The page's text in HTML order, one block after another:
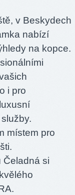
v Beskydech
nabízí
na kopce.
i pro
místem pro
Čeladná si